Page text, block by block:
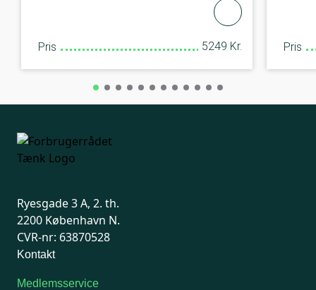
Pris 5249 Kr. Pris
Ryesgade 3 A, 2. th.
2200 København N.
CVR-nr: 63870528
Kontakt
Medlemsservice